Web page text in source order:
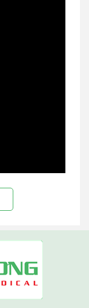
phẩm đang
nghệ đột phá
gần đây. Hãy
Dedakj để
gian sống